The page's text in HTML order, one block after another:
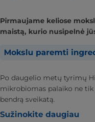
Pirmaujame keliose
maistą, kurio nusipelnė
Mokslu paremti
Po daugelio metų tyrimų
mikrobiomas palaiko ne
bendrą sveikatą.
Sužinokite daugiau